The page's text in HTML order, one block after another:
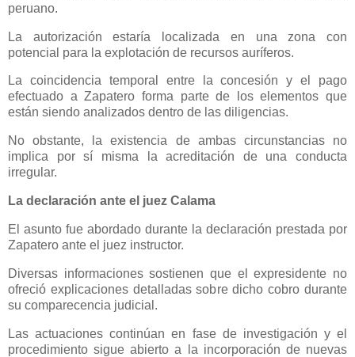
peruano.
La autorización estaría localizada en una zona con
potencial para la explotación de recursos auríferos.
La coincidencia temporal entre la concesión y el pago
efectuado a Zapatero forma parte de los elementos que
están siendo analizados dentro de las diligencias.
No obstante, la existencia de ambas circunstancias no
implica por sí misma la acreditación de una conducta
irregular.
La declaración ante el juez Calama
El asunto fue abordado durante la declaración prestada por
Zapatero ante el juez instructor.
Diversas informaciones sostienen que el expresidente no
ofreció explicaciones detalladas sobre dicho cobro durante
su comparecencia judicial.
Las actuaciones continúan en fase de investigación y el
procedimiento sigue abierto a la incorporación de nuevas